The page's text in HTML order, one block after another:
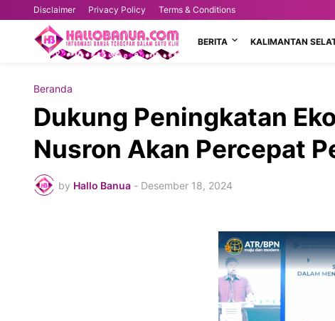
Disclaimer Privacy Policy Terms & Conditions
BERITA KALIMANTAN
Beranda
Dukung Peningkatan
Nusron Akan Percepat
by Hallo Banua - Desember 18, 2024